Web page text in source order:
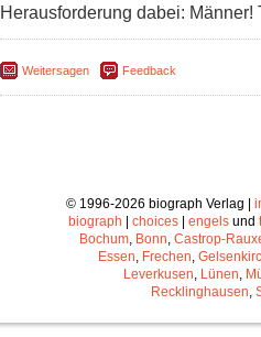
Herausforderung dabei:
Weitersagen Feedback
© 1996-2026 biograph Verlag |
biograph | choices | engels und
Bochum Bonn Castrop-
Essen Frechen
Leverkusen Lünen
Recklinghausen